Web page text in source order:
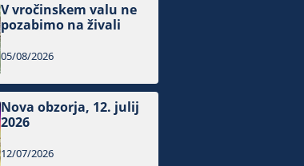
V vročinskem valu ne
pozabimo na živali
05/08/2026
Nova obzorja, 12. julij
2026
12/07/2026